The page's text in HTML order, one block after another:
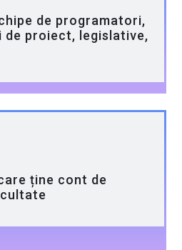
de programatori,
de proiect, legislative,
ține cont de